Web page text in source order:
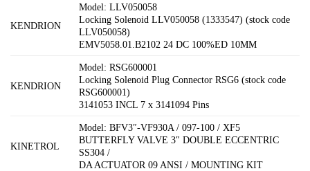
KENDRION
Model: LLV050058
Locking Solenoid LLV050058 (1333547) (stock code
LLV050058)
EMV5058.01.B2102 24 DC 100%ED 10MM
KENDRION
Model: RSG600001
Locking Solenoid Plug Connector RSG6 (stock code
RSG600001)
3141053 INCL 7 x 3141094 Pins
KINETROL
Model: BFV3″-VF930A / 097-100 / XF5
BUTTERFLY VALVE 3″ DOUBLE ECCENTRIC
SS304 /
DA ACTUATOR 09 ANSI / MOUNTING KIT